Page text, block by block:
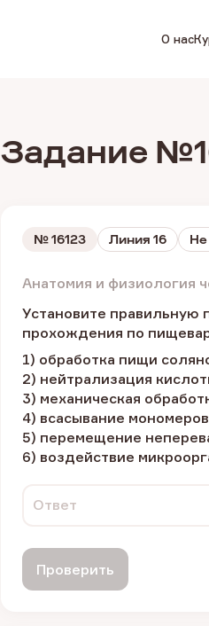
О нас
Задание
№16123 Линия 16 Не
Анатомия и физиология
Установите правильную
прохождения по
1) обработка пищи
2) нейтрализация
3) механическая
4) всасывание мономеров
5) перемещение
6) воздействие
Ответ
Проверить